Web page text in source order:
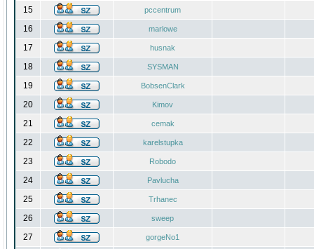
15 pccentrum
16 marlowe
17 husnak
18 SYSMAN
19 BobsenClark
20 Kimov
21 cemak
22 karelstupka
23 Robodo
24 Pavlucha
25 Trhanec
26 sweep
27 gorgeNo1